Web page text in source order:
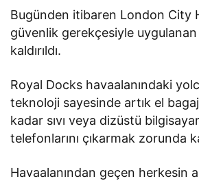
Bugünden itibaren London City
güvenlik gerekçesiyle
kaldırıldı.
Royal Docks havaalanındaki
teknoloji sayesinde artık el
kadar sıvı veya dizüstü
telefonlarını çıkarmak zorunda
Havaalanından geçen herkesin